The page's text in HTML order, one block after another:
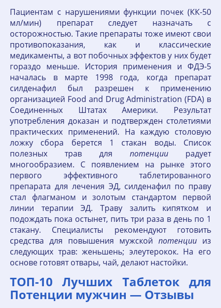
Пациентам с нарушениями функции почек (КК-50
мл/мин) препарат следует назначать с
осторожностью. Такие препараты тоже имеют свои
противопоказания, как и классические
медикаменты, а вот побочных эффектов у них будет
гораздо меньше. История применения и ФДЭ-5
началась в марте 1998 года, когда препарат
силденафил был разрешен к применению
организацией Food and Drug Administration (FDA) в
Соединенных Штатах Америки. Результат
употребления доказан и подтвержден столетиями
практических применений. На каждую столовую
ложку сбора берется 1 стакан воды. Список
полезных трав для потенции радует
многообразием. С появлением на рынке этого
первого эффективного таблетированного
препарата для лечения ЭД, силденафил по праву
стал флагманом и золотым стандартом первой
линии терапии ЭД. Траву залить кипятком и
подождать пока остынет, пить три раза в день по 1
стакану. Специалисты рекомендуют готовить
средства для повышения мужской потенции из
следующих трав: женьшень; элеутерокок. На его
основе готовят отвары, чай, делают настойки.
ТОП-10 Лучших Таблеток для
Потенции мужчин — Отзывы